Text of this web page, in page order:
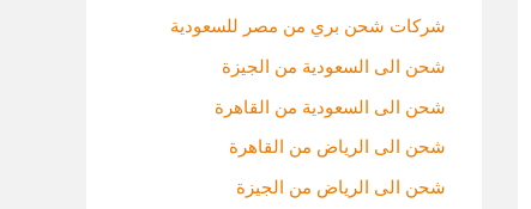
ن
:
شركات شحن بري من مصر للسعودية
شحن الى السعودية من الجيزة
شحن الى السعودية من القاهرة
شحن الى الرياض من القاهرة
شحن الى الرياض من الجيزة